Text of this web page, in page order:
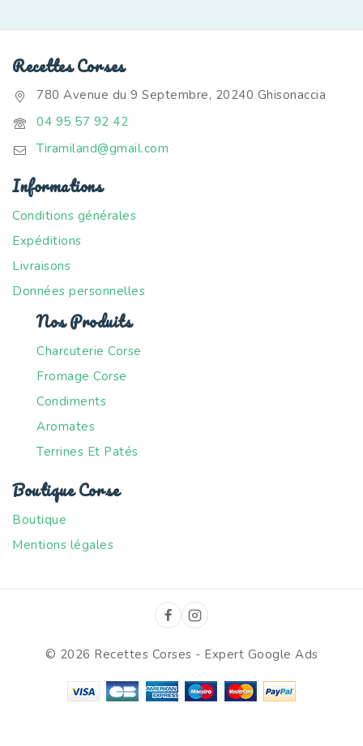
Recettes Corses
780 Avenue du 9 Septembre, 20240 Ghisonaccia
04 95 57 92 42
Tiramiland@gmail.com
Informations
Conditions générales
Expéditions
Livraisons
Données personnelles
Nos Produits
Charcuterie Corse
Fromage Corse
Condiments
Aromates
Terrines Et Patés
Boutique Corse
Boutique
Mentions légales
© 2026 Recettes Corses - Expert Google Ads